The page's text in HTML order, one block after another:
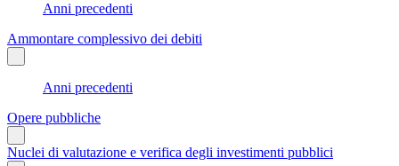
Anni precedenti
Ammontare complessivo dei debiti
Anni precedenti
Opere pubbliche
Nuclei di valutazione e verifica degli investimenti pubblici